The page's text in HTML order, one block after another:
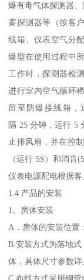
爆有毒气体探测器、
雾探测器等（按客
线箱、仪表空气分
爆型在使用过程中
工作时，探测器检
进行室内空气循环
留至防爆接线箱，
隔 25 分钟，运行 5
止排风扇，并在控
（运行 5S）和消音
仪表电源配电根据客
1.4 产品的安装
1、房体安装
A．房体的安装位置
B.安装方式为落地
体，具体尺寸参数详